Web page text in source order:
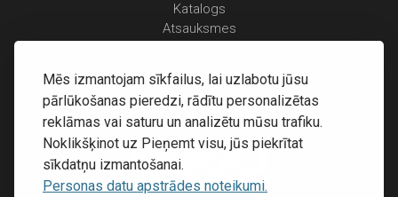
Mēs izmantojam sīkfailus, lai uzlabotu jūsu
pārlūkošanas pieredzi, rādītu personalizētas
reklāmas vai saturu un analizētu mūsu trafiku.
Noklikšķinot uz Pieņemt visu, jūs piekrītat
sīkdatņu izmantošanai.
Personas datu apstrādes noteikumi.
Katalogs
Atsauksmes
Piegāde un apmaksa
Atgriešanas noteikumi